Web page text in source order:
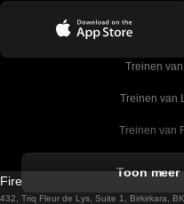
Treinen
Treinen van
Treinen van
Treinen van
Toon
Firebird GT Limited (OC 1451)
432, Triq Fleur de Lys, Suite 1, Birkirkara,